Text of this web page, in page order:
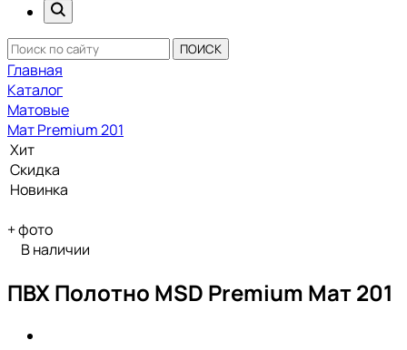
ПОИСК
Главная
Каталог
Матовые
Мат Premium 201
Хит
Скидка
Новинка
+фото
В наличии
ПВХ Полотно MSD Premium Мат 201